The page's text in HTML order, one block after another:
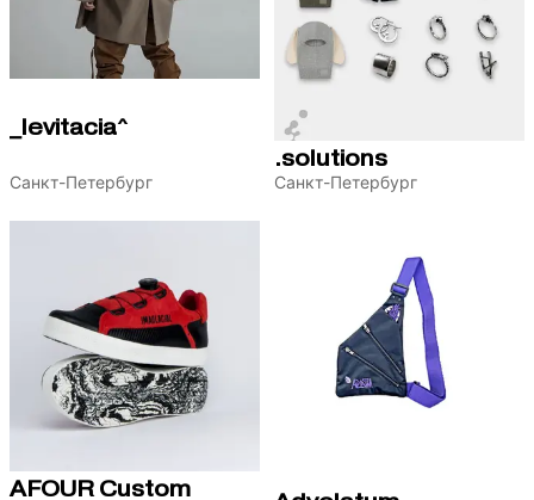
_levitacia^
Санкт-Петербург
.solutions
Санкт-Петербург
AFOUR Custom